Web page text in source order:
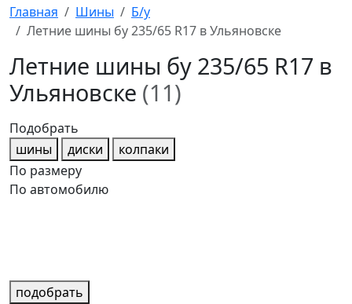
Главная Шины
Б/у
Летние шины бу 235/65 R17 в Ульяновске
Летние шины бу 235/65 R17 в
Ульяновске (11)
Подобрать
шины
диски
колпаки
По размеру
По автомобилю
подобрать